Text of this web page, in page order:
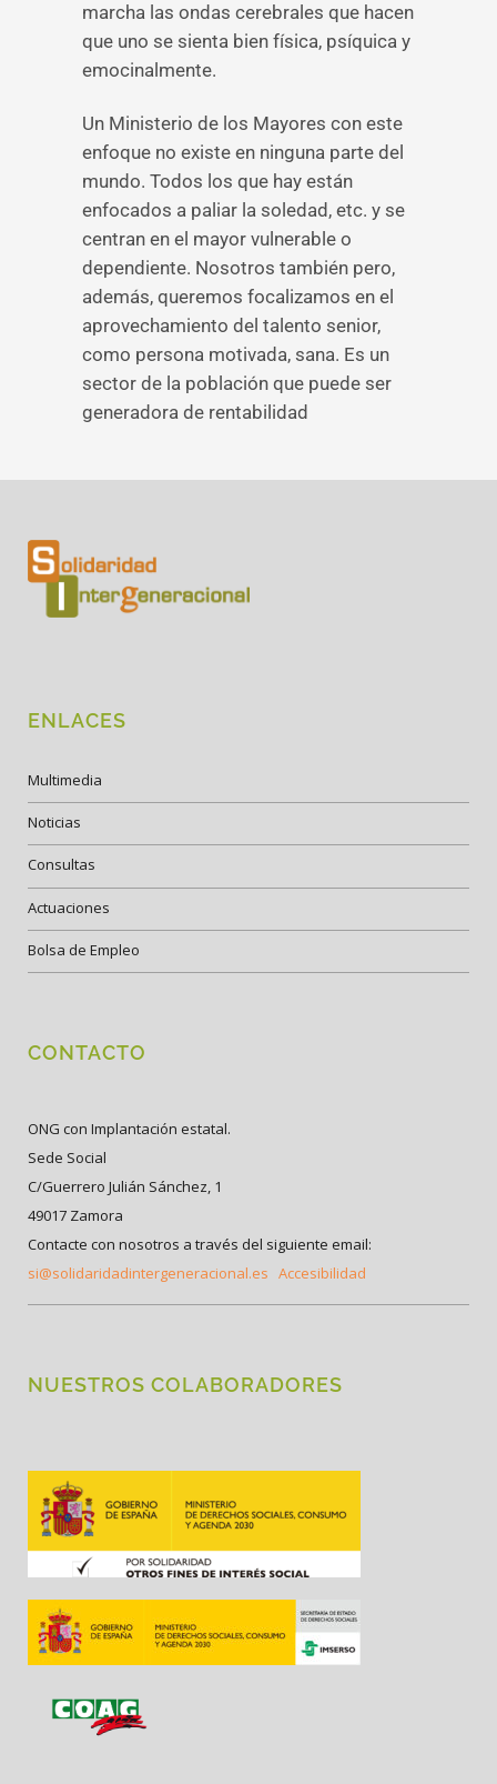
marcha las ondas cerebrales que hacen
que uno se sienta bien física, psíquica y
emocinalmente.
Un Ministerio de los Mayores con este
enfoque no existe en ninguna parte del
mundo. Todos los que hay están
enfocados a paliar la soledad, etc. y se
centran en el mayor vulnerable o
dependiente. Nosotros también pero,
además, queremos focalizamos en el
aprovechamiento del talento senior,
como persona motivada, sana. Es un
sector de la población que puede ser
generadora de rentabilidad
ENLACES
Multimedia
Noticias
Consultas
Actuaciones
Bolsa de Empleo
CONTACTO
ONG con Implantación estatal.
Sede Social
C/Guerrero Julián Sánchez, 1
49017 Zamora
Contacte con nosotros a través del siguiente email:
si@solidaridadintergeneracional.es Accesibilidad
NUESTROS COLABORADORES